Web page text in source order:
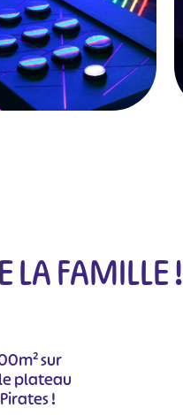
LA FAMILLE !
sur
plateau
!